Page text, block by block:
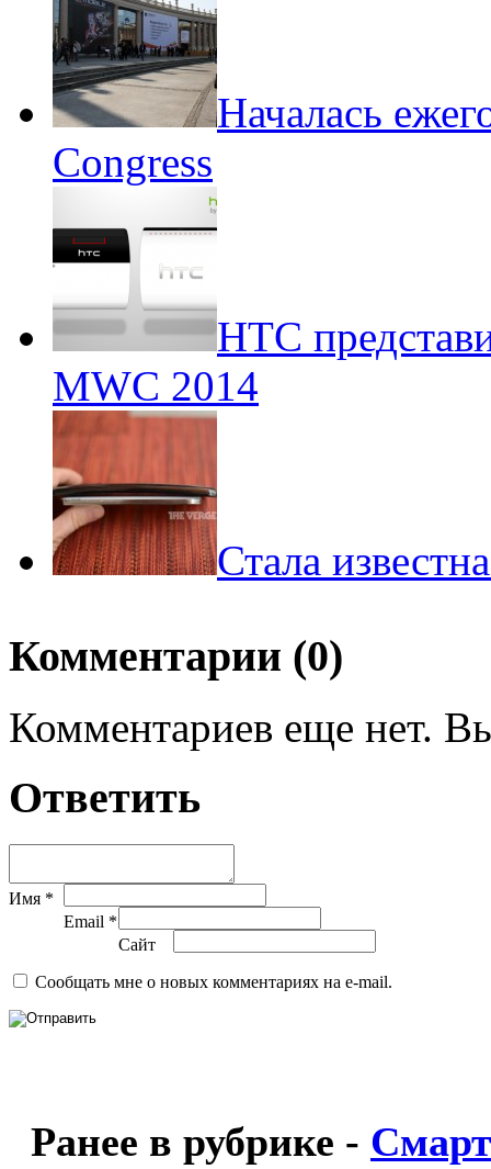
Началась
Congress
НТС
MWC 2014
Стала
Комментарии (0)
Комментариев еще нет.
Ответить
Имя *
Email *
Сайт
Сообщать мне о новых комментариях на e-mail.
Ранее в рубрике -